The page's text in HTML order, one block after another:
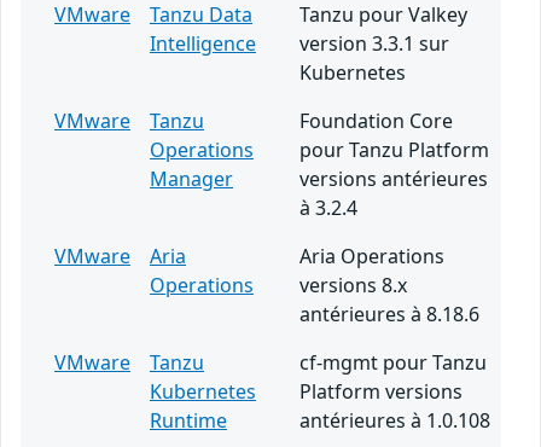
VMware
Tanzu Data
Intelligence
Tanzu pour Valkey
version 3.3.1 sur
Kubernetes
VMware
Tanzu
Operations
Manager
Foundation Core
pour Tanzu Platform
versions antérieures
à 3.2.4
VMware
Aria
Operations
Aria Operations
versions 8.x
antérieures à 8.18.6
VMware
Tanzu
Kubernetes
Runtime
cf-mgmt pour Tanzu
Platform versions
antérieures à 1.0.108